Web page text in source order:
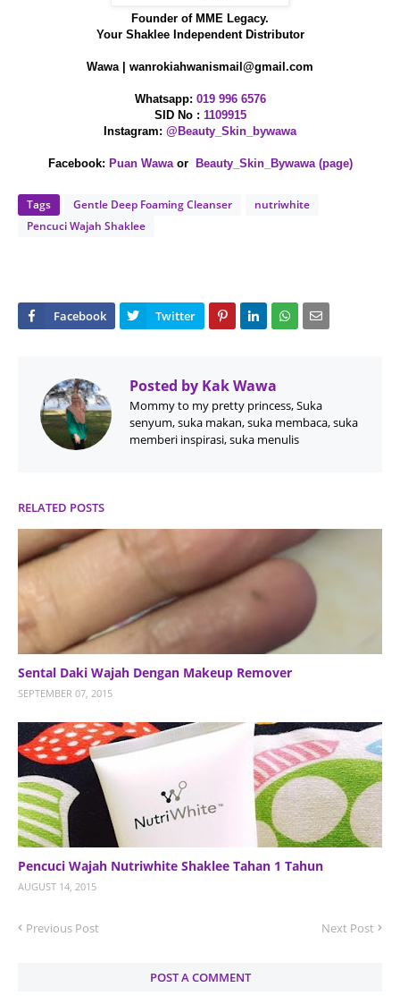
Founder of MME Legacy.
Your Shaklee Independent Distributor
Wawa | wanrokiahwanismail@gmail.com
Whatsapp: 019 996 6576
SID No : 1109915
Instagram: @Beauty_Skin_bywawa
Facebook: Puan Wawaor Beauty_Skin_Bywawa (page)
Tags Gentle Deep Foaming Cleanser
nutriwhite
Pencuci Wajah Shaklee
Posted by Kak Wawa
Mommy to my pretty princess, Suka
senyum, suka makan, suka membaca, suka
memberi inspirasi, suka menulis
RELATED POSTS
Sental Daki Wajah Dengan Makeup Remover
SEPTEMBER 07, 2015
Pencuci Wajah Nutriwhite Shaklee Tahan 1 Tahun
AUGUST 14, 2015
Previous Post Next Post
POST A COMMENT